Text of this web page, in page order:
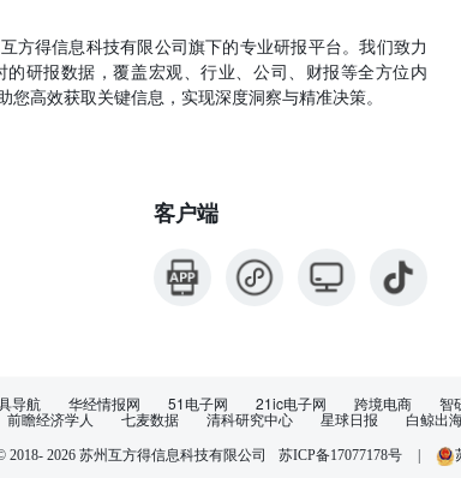
的问题继续保持沟通。 64-66122512/F & 25/F, CMA
頁3 资料来源：彭博,经济通 ◆美银：联想集团(992)PC业务增
12月底止第三财季经营收入达到6.88亿美元，基本符合美
集团）销售强劲，收入分别超出美银及市场8%及5%，但经
行及市场预期78%及91%。该行予联想「中性」评级，目标
业PC需求的强劲增长。该行认为，联想的高企业客户占比将
AI应用因缺乏明确的使用场景，可能仍需时间成熟。联想
响。此外，与台湾ODM厂商相比，联想在AI服务器领域的
至47.64亿美元。 ◆渣打集团(2888)：进行15亿美元股份回购
在2024年度全年业绩报告中宣布进行15亿(美元．下同
业绩以来所公布的股东分派总额达到49亿元，稳步迈向该行
京凯尼特医疗科技剩余股本权益：远大医药公布，拟行使其
今日与向南京基金、上海洪昇、目标公司及目标附属公司签
首沃投资拟在中国北京市出资成立北京首程机器人科技产
方得信息科技有限公司旗下的专业研报平台。我们致力
研报数据，覆盖宏观、行业、公司、财报等全方位内
高效获取关键信息，实现深度洞察与精准决策。
客户端
导航 华经情报网 51电子网 21ic电子网 跨境电商 智
前瞻经济学人 七麦数据 清科研究中心 星球日报 白鲸出
2018- 2026 苏州互方得信息科技有限公司 苏ICP备17077178号 |